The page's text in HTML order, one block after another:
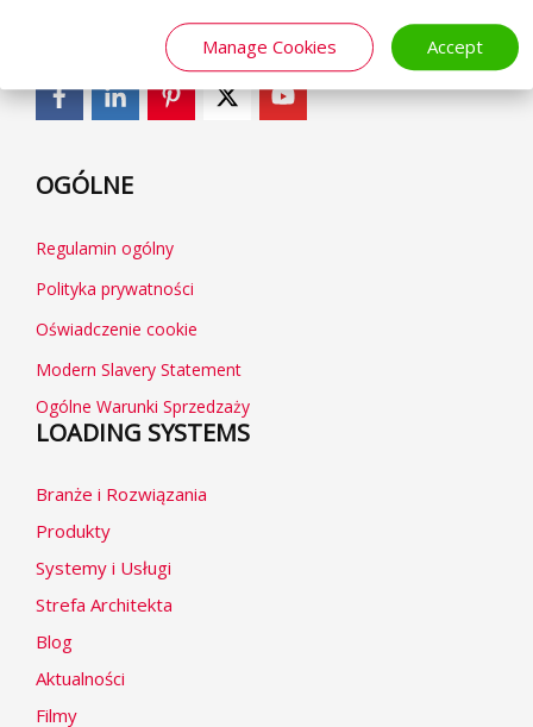
Manage Cookies Accept
MEDIA SPOŁECZNOŚCIOWE
OGÓLNE
Regulamin ogólny
Polityka prywatności
Oświadczenie cookie
Modern Slavery Statement
Ogólne Warunki Sprzedzaży
LOADING SYSTEMS
Branże i Rozwiązania
Produkty
Systemy i Usługi
Strefa Architekta
Blog
Aktualności
Filmy